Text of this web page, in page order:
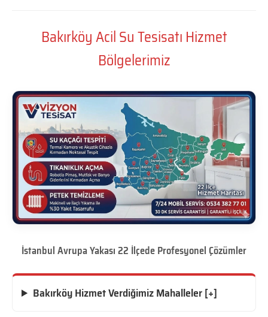
Bakırköy Acil Su Tesisatı Hizmet
Bölgelerimiz
İstanbul Avrupa Yakası 22 İlçede Profesyonel Çözümler
Bakırköy Hizmet Verdiğimiz Mahalleler [+]